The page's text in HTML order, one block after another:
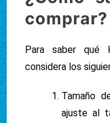
comprar?
Para saber qué
considera los
Tamaño
ajuste al